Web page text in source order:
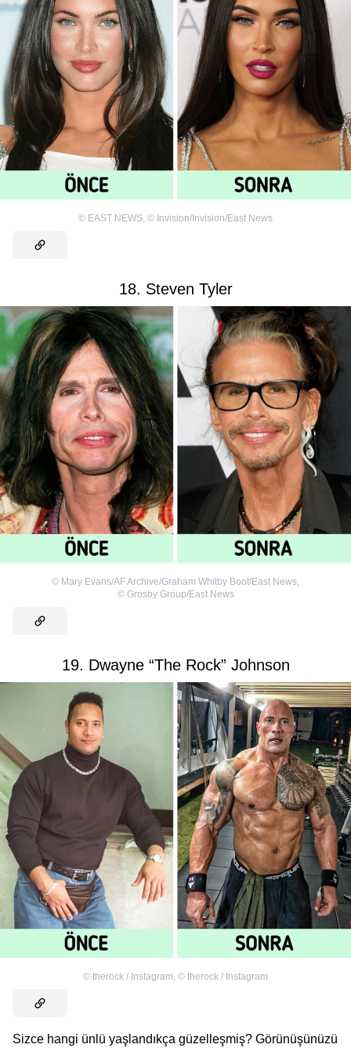
© EAST NEWS © Invision/Invision/East News
18. Steven Tyler
© Mary Evans/AF Archive/Graham Whitby Boot/East News,
© Grosby Group/East News
19. Dwayne “The Rock” Johnson
© therock / Instagram © therock / Instagram
Sizce hangi ünlü yaşlandıkça güzelleşmiş? Görünüşünüzü